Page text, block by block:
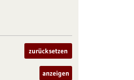
zurücksetzen
anzeigen